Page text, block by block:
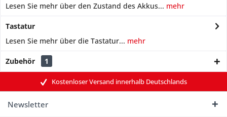
Lesen Sie mehr über den Zustand des Akkus... mehr
Tastatur
Lesen Sie mehr über die Tastatur... mehr
Zubehör 1
Kostenloser Versand innerhalb Deutschlands
Newsletter